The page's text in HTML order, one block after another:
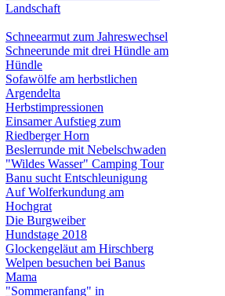
Landschaft
Schneearmut zum Jahreswechsel
Schneerunde mit drei Hündle am
Hündle
Sofawölfe am herbstlichen
Argendelta
Herbstimpressionen
Einsamer Aufstieg zum
Riedberger Horn
Beslerrunde mit Nebelschwaden
"Wildes Wasser" Camping Tour
Banu sucht Entschleunigung
Auf Wolferkundung am
Hochgrat
Die Burgweiber
Hundstage 2018
Glockengeläut am Hirschberg
Welpen besuchen bei Banus
Mama
"Sommeranfang" in